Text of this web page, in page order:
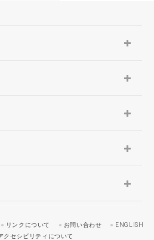
リンクについて お問い合わせ
ENGLISH
クセシビリティについて